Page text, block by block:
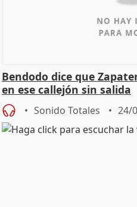
Bendodo dice que
en ese callejón sin salida
Sonido Totales 24/